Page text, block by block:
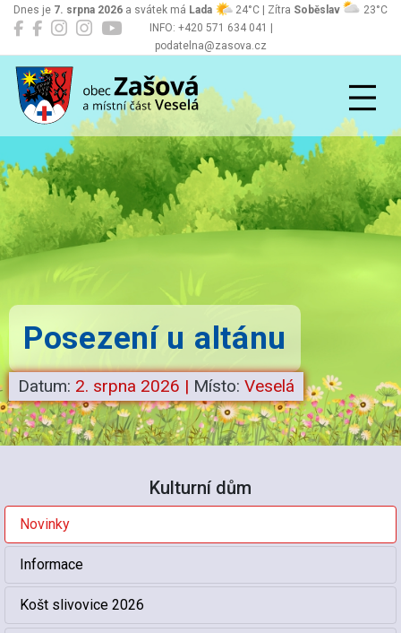
INFO: +420 571 634 041 |
podatelna@zasova.cz
Dnes je 7. srpna 2026 a svátek má Lada 24°C | Zítra Soběslav 23°C
Zašová
Posezení u altánu
Datum: 2. srpna 2026 | Místo: Veselá
Kulturní dům
Novinky
Informace
Košt slivovice 2026